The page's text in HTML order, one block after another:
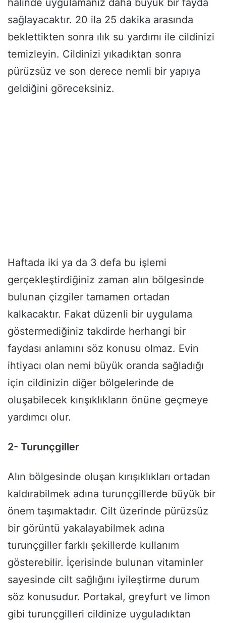
halinde uygulamanız daha büyük bir fayda
sağlayacaktır. 20 ila 25 dakika arasında
beklettikten sonra ılık su yardımı ile cildinizi
temizleyin. Cildinizi yıkadıktan sonra
pürüzsüz ve son derece nemli bir yapıya
geldiğini göreceksiniz.
Haftada iki ya da 3 defa bu işlemi
gerçekleştirdiğiniz zaman alın bölgesinde
bulunan çizgiler tamamen ortadan
kalkacaktır. Fakat düzenli bir uygulama
göstermediğiniz takdirde herhangi bir
faydası anlamını söz konusu olmaz. Evin
ihtiyacı olan nemi büyük oranda sağladığı
için cildinizin diğer bölgelerinde de
oluşabilecek kırışıklıkların önüne geçmeye
yardımcı olur.
2- Turunçgiller
Alın bölgesinde oluşan kırışıklıkları ortadan
kaldırabilmek adına turunçgillerde büyük bir
önem taşımaktadır. Cilt üzerinde pürüzsüz
bir görüntü yakalayabilmek adına
turunçgiller farklı şekillerde kullanım
gösterebilir. İçerisinde bulunan vitaminler
sayesinde cilt sağlığını iyileştirme durum
söz konusudur. Portakal, greyfurt ve limon
gibi turunçgilleri cildinize uyguladıktan